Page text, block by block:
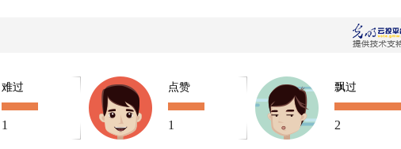
难过
1
点赞
1
飘过
2